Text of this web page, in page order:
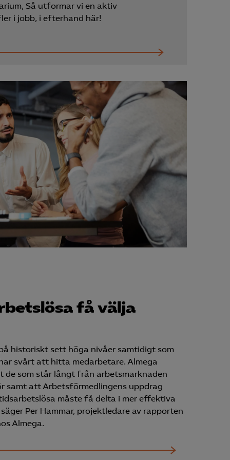
Kurser & utbildningar
Bli medlem
Logga in på
Arbetsgivarguiden
Sök på almega.se
Press
In English
Cookie-inställningar
Så utformar vi en aktiv
i jobb, i efterhand här!
få välja
historiskt sett höga nivåer samtidigt som
svårt att hitta medarbetare. Almega
de som står långt från arbetsmarknaden
samt att Arbetsförmedlingens uppdrag
måste få delta i mer effektiva
Per Hammar, projektledare av rapporten
Almega.